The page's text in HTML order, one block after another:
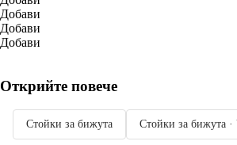
Добави
Добави
Добави
Открийте повече
Стойки за бижута Стойки за бижута